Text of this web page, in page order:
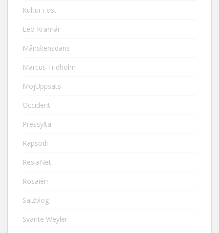
Kultur i öst
Leo Kramár
Månskensdans
Marcus Fridholm
MojUppsats
Occident
Pressylta
Rapsodi
ResiaNet
Rosaièn
Salzblog
Svante Weyler